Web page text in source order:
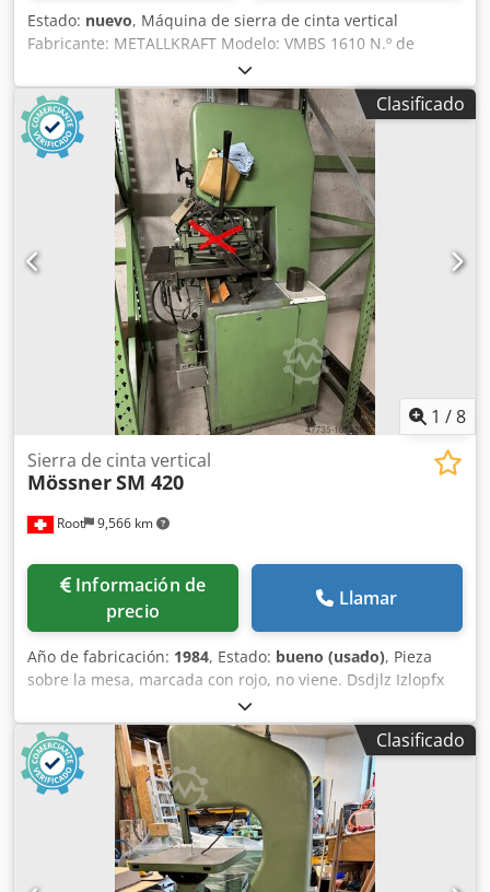
Estado: nuevo, Máquina de sierra de cinta vertical
Fabricante: METALLKRAFT Modelo: VMBS 1610 N.º de
artículo: 3951610 Estado: máquina nueva Velocidad de
corte: 20 - 1000 m/min Accesorios: - Sistema de soldadura
de la cinta de sierra con cizalla y motor de rectificado -
Lámpara de máquina Dodpfx Ashy Tcqedlekr - Caja de
cambios de 2 velocidades con regulación continua -
Dispositivo de soplado de virutas - Tope paralelo - Manual
de instrucciones
Clasificado
1 /8
Root 9,566 km
Sierra de cinta vertical
MössnerSM 420
Información de
precio
Llamar
Año de fabricación: 1984, Estado: bueno (usado), Pieza
sobre la mesa, marcada con rojo, no viene. Dsdjlz Izlopfx
Clasificado